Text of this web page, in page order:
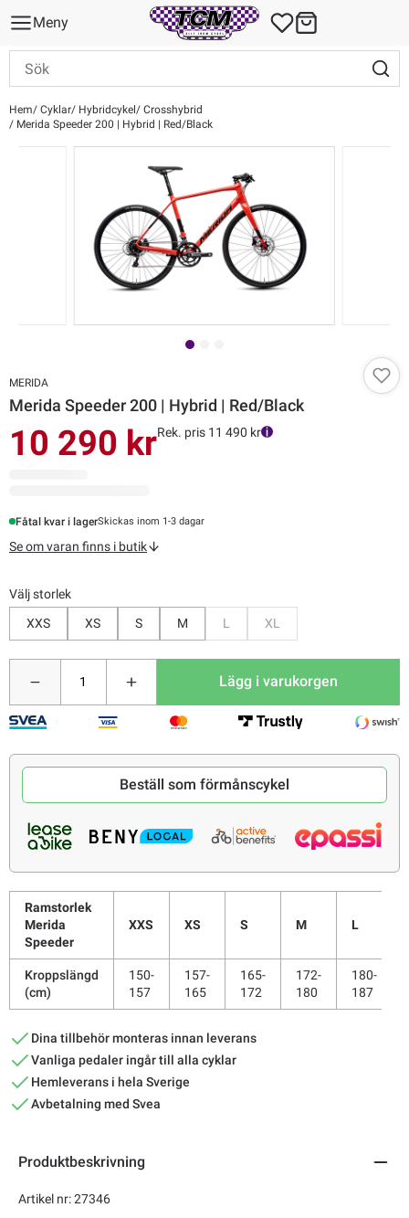
Meny
Hem Cyklar Hybridcykel
Crosshybrid
Merida Speeder 200 | Hybrid | Red/Black
MERIDA
Merida Speeder 200 | Hybrid | Red/Black
10 290 krRek. pris 11 490 kr
Fåtal kvar i lagerSkickas inom 1-3 dagar
Se om varan finns i butik
Välj storlek
XXS
XS S M L XL
Lägg i varukorgen
Beställ som förmånscykel
Ramstorlek
Merida
Speeder
XXS XS S M L
Kroppslängd
(cm)
150-
157
157-
165
165-
172
172-
180
180-
187
Dina tillbehör monteras innan leverans
Vanliga pedaler ingår till alla cyklar
Hemleverans i hela Sverige
Avbetalning med Svea
Produktbeskrivning
Artikel nr: 27346